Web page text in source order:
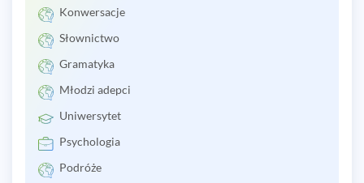
Konwersacje
Słownictwo
Gramatyka
Młodzi adepci
Uniwersytet
Psychologia
Podróże